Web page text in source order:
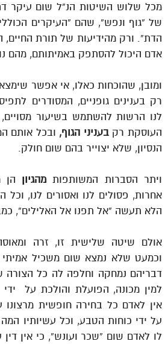
מכל שלוש השיטות הנ”ל שום עיקר
של “גוף ונפש”, שהם “העיקרים
הדת”. ורק מהידיעות של תורת החיים,
אדם היכול להסתפק באמיתותם, מהם
ומובן, שהוכחות כאלו, אי אפשר
רק בענינים גופניים, המסודרים
לנו הרשות להשתמש בשיעור
העוסקת רקבעניני הגוף, ובכל אותם
הנסיון, שלא יצוייר בהם שום חולק.
ויתר הסברות המשותפות מהגיון הן
אחרות, פסולים לנו ואסורים לנו,
הלא תעשה “אל תפנו אל האלילים”,
אולם שיטה שלישית זו, זרה
וכמעט שלא נמצא שום משכיל אמיתי
דבריהם נמחקה וחלפה לה כל הצורה
למין מכונה, הפועלת והולכת על
אין לאדם כל בחירה חופשית מרצונו
על ידי כוחות הטבע, וכל עשיותיו
לו לאדם שום “שכר ועונש”, כי אין